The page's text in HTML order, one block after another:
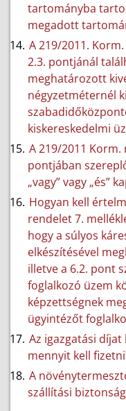
tartományba
megadott
A 219/2011.
2.3. pontjánál
meghatározott
négyzetméternél
kiskereskedelmi
A 219/2011 Korm.
pontjában
„vagy” vagy „és”
Hogyan kell
rendelet 7.
hogy a súlyos
elkészítésével
illetve a 6.2. pont
foglalkozó üzem
képzettségnek
ügyintézőt
Az igazgatási
mennyit kell
A
szállítási